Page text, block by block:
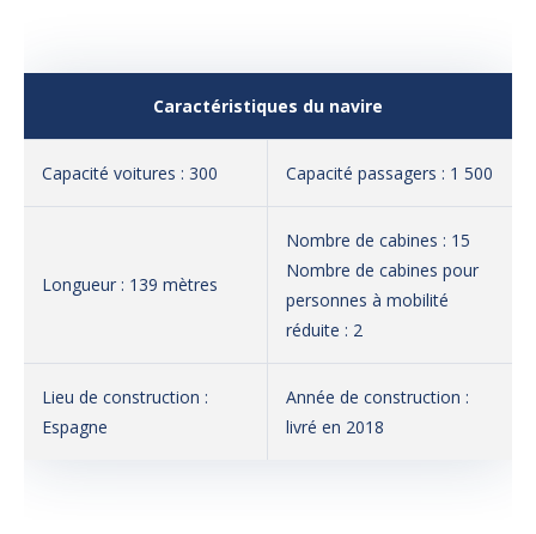
Caractéristiques du navire
Capacité voitures : 300 Capacité passagers : 1 500
Longueur : 139 mètres
Nombre de cabines : 15
Nombre de cabines pour
personnes à mobilité
réduite : 2
Lieu de construction :
Espagne
Année de construction :
livré en 2018